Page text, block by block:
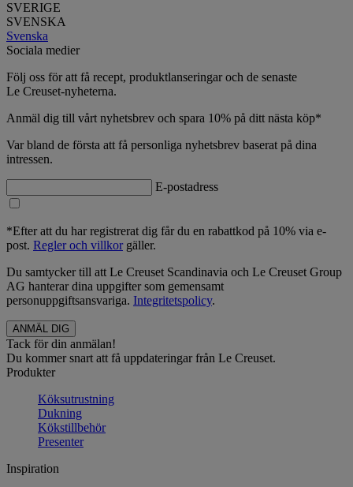
SVERIGE
SVENSKA
Svenska
Sociala medier
Följ oss för att få recept, produktlanseringar och de senaste
Le Creuset-nyheterna.
Anmäl dig till vårt nyhetsbrev och spara 10% på ditt nästa köp*
Var bland de första att få personliga nyhetsbrev baserat på dina
intressen.
E-postadress
*Efter att du har registrerat dig får du en rabattkod på 10% via e-
post. Regler och villkorgäller.
Du samtycker till att Le Creuset Scandinavia och Le Creuset Group
AG hanterar dina uppgifter som gemensamt
personuppgiftsansvariga. Integritetspolicy.
Tack för din anmälan!
Du kommer snart att få uppdateringar från Le Creuset.
Produkter
Köksutrustning
Dukning
Kökstillbehör
Presenter
Inspiration